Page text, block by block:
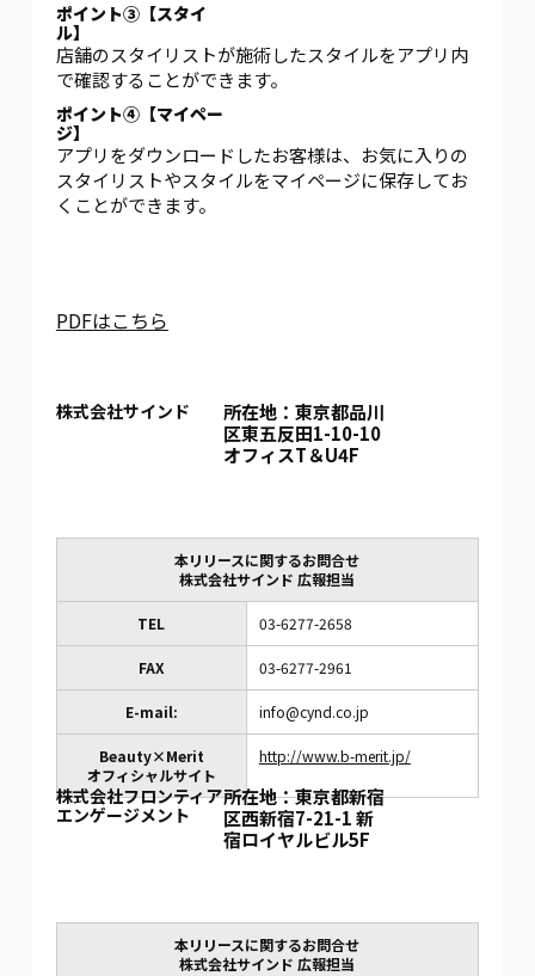
ポイント③【スタイ
ル】
店舗のスタイリストが施術したスタイルをアプリ内
で確認することができます。
ポイント④【マイペー
ジ】
アプリをダウンロードしたお客様は、お気に入りの
スタイリストやスタイルをマイページに保存してお
くことができます。
PDFはこちら
株式会社サインド
所在地：東京都品川
区東五反田1-10-10
オフィスT＆U4F
本リリースに関するお問合せ
株式会社サインド 広報担当
TEL 03-6277-2658
FAX 03-6277-2961
E-mail: info@cynd.co.jp
Beauty×Merit
オフィシャルサイト
http://www.b-merit.jp/
株式会社フロンティア
エンゲージメント
所在地：東京都新宿
区西新宿7-21-1 新
宿ロイヤルビル5F
本リリースに関するお問合せ
株式会社サインド 広報担当